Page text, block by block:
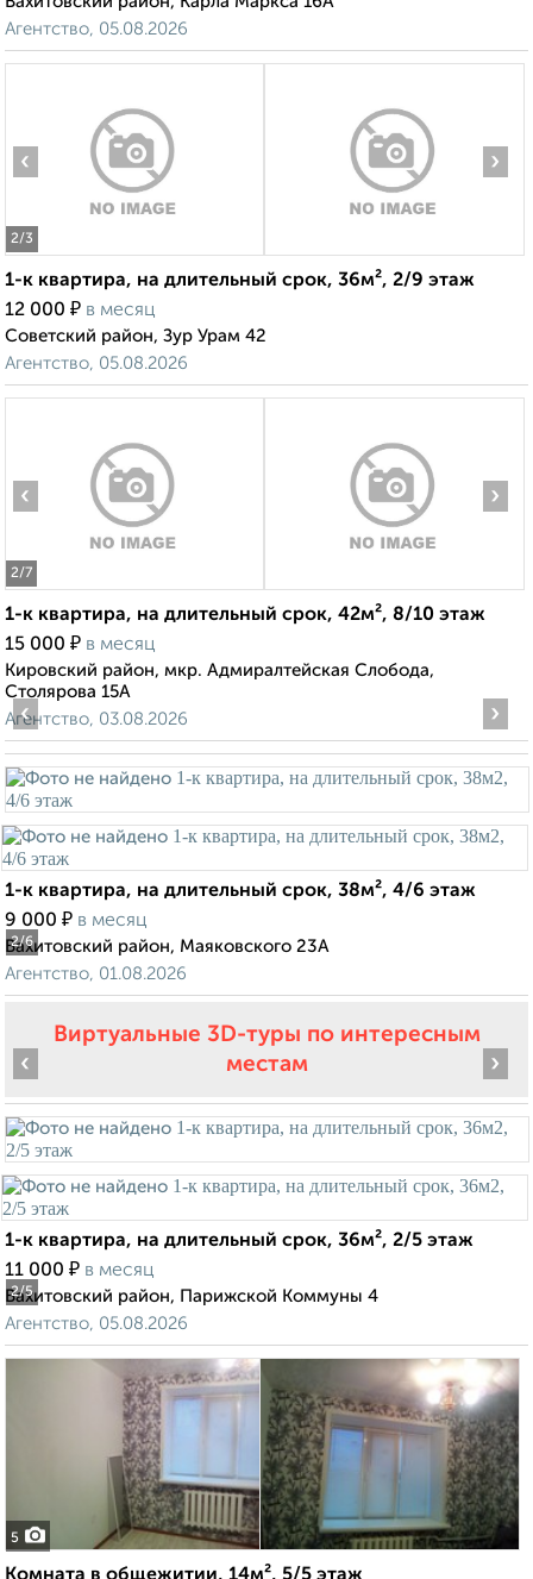
Агентство, 05.08.2026
2/3
‹ ›
1-к квартира, на длительный срок, 36м², 2/9 этаж
12 000 ₽ в месяц
Советский район, Зур Урам 42
Агентство, 05.08.2026
2/7
‹ ›
1-к квартира, на длительный срок, 42м², 8/10 этаж
15 000 ₽ в месяц
Кировский район, мкр. Адмиралтейская Слобода,
Столярова 15А
Агентство, 03.08.2026
2/6
‹ ›
1-к квартира, на длительный срок, 38м², 4/6 этаж
9 000 ₽ в месяц
Вахитовский район, Маяковского 23А
Агентство, 01.08.2026
Виртуальные 3D-туры по интересным
местам
2/5
‹ ›
1-к квартира, на длительный срок, 36м², 2/5 этаж
11 000 ₽ в месяц
Вахитовский район, Парижской Коммуны 4
Агентство, 05.08.2026
5